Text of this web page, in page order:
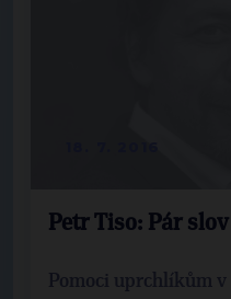
Petr Tiso: Pár
Pomoci uprchlíkům